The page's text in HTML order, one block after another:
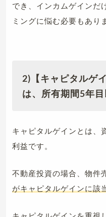
でき、インカムゲインだ
ミングに悩む必要もあり
2)【キャピタルゲ
は、所有期間5年
キャピタルゲインとは、
利益です。
不動産投資の場合、物件
がキャピタルゲインに該